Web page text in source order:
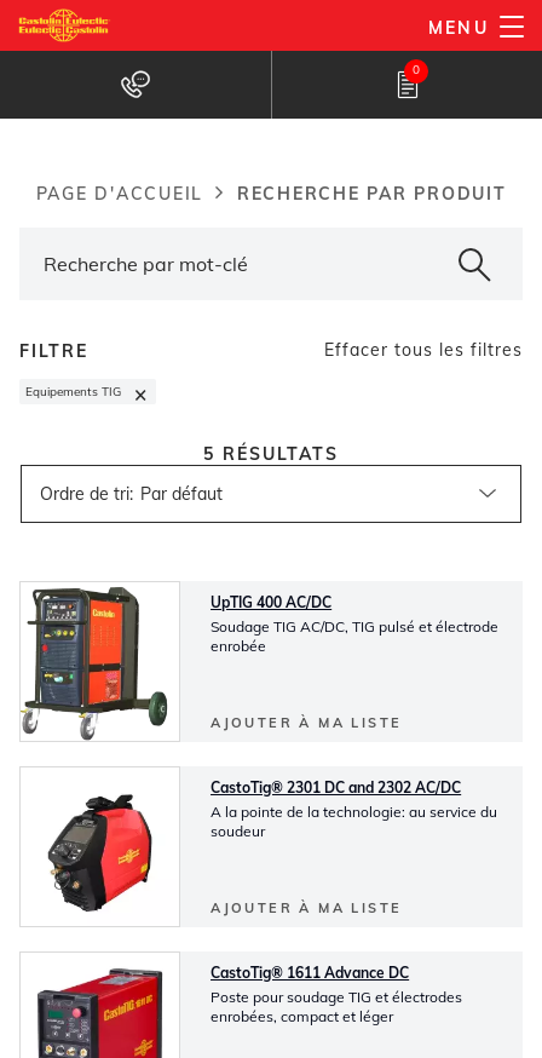
Aller
au
principal
MENU
Recherche de produits
0
PAGE D'ACCUEIL RECHERCHE PAR PRODUIT
FILTRE Effacer tous les filtres
Equipements TIG ×
Ordre de tri:
5 RÉSULTATS
UpTIG 400 AC/DC
Soudage TIG AC/DC, TIG pulsé et électrode
enrobée
AJOUTER À MA LISTE
CastoTig® 2301 DC and 2302 AC/DC
A la pointe de la technologie: au service du
soudeur
AJOUTER À MA LISTE
CastoTig® 1611 Advance DC
Poste pour soudage TIG et électrodes
enrobées, compact et léger